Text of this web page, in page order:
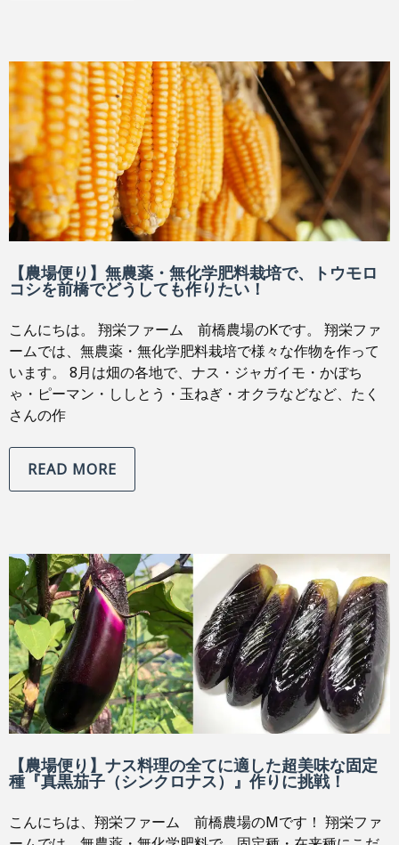
【農場便り】無農薬・無化学肥料栽培で、トウモロ
コシを前橋でどうしても作りたい！
こんにちは。 翔栄ファーム 前橋農場のKです。 翔栄ファ
ームでは、無農薬・無化学肥料栽培で様々な作物を作って
います。 8月は畑の各地で、ナス・ジャガイモ・かぼち
ゃ・ピーマン・ししとう・玉ねぎ・オクラなどなど、たく
さんの作
READ MORE
【農場便り】ナス料理の全てに適した超美味な固定
種『真黒茄子（シンクロナス）』作りに挑戦！
こんにちは、翔栄ファーム 前橋農場のMです！ 翔栄ファ